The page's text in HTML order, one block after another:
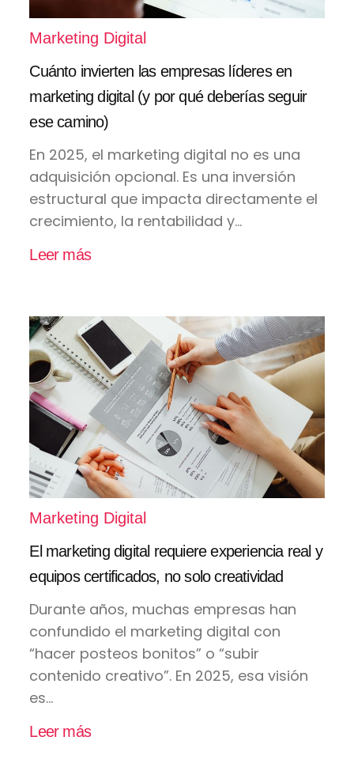
Marketing Digital
Cuánto invierten las empresas líderes en
marketing digital (y por qué deberías seguir
ese camino)
En 2025, el marketing digital no es una
adquisición opcional. Es una inversión
estructural que impacta directamente el
crecimiento, la rentabilidad y...
Leer más
Marketing Digital
El marketing digital requiere experiencia real y
equipos certificados, no solo creatividad
Durante años, muchas empresas han
confundido el marketing digital con
“hacer posteos bonitos” o “subir
contenido creativo”. En 2025, esa visión
es...
Leer más